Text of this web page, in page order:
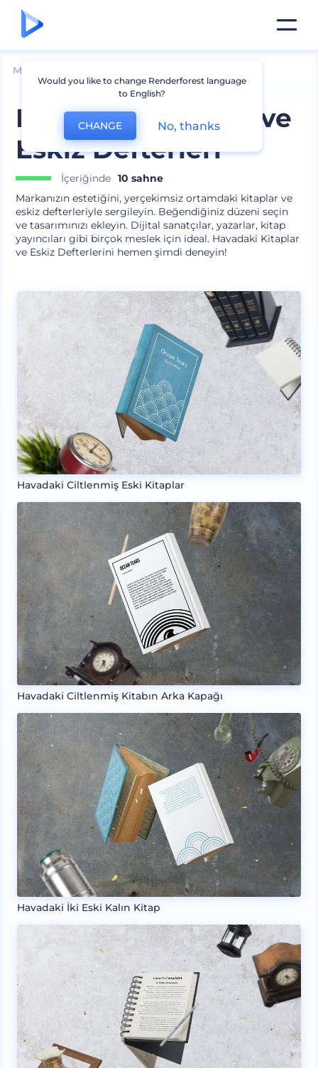
Mockuplar
Havadaki Kitaplar ve
Eskiz Defterleri
İçeriğinde 10 sahne
Markanızın estetiğini, yerçekimsiz ortamdaki kitaplar ve
eskiz defterleriyle sergileyin. Beğendiğiniz düzeni seçin
ve tasarımınızı ekleyin. Dijital sanatçılar, yazarlar, kitap
yayıncıları gibi birçok meslek için ideal. Havadaki Kitaplar
ve Eskiz Defterlerini hemen şimdi deneyin!
Havadaki Ciltlenmiş Eski Kitaplar
Havadaki Ciltlenmiş Kitabın Arka Kapağı
Havadaki İki Eski Kalın Kitap
Would you like to change Renderforest language
to English?
CHANGE No, thanks